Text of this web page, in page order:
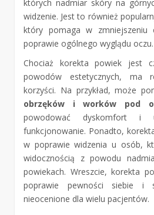
których nadmiar skóry na
widzenie. Jest to również
który pomaga w zmniejszeniu
poprawie ogólnego wyglądu oczu.
Chociaż korekta powiek jest
powodów estetycznych, ma
korzyści. Na przykład, może
obrzęków i worków pod
powodować dyskomfort i
funkcjonowanie. Ponadto,
w poprawie widzenia u osób,
widocznością z powodu
powiekach. Wreszcie, korekta
poprawie pewności siebie i
nieocenione dla wielu pacjentów.